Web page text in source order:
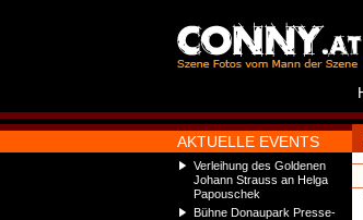
AKTUELLE EVENTS
Verleihung des Goldenen
Johann Strauss an Helga
Papouschek
Bühne Donaupark Presse-